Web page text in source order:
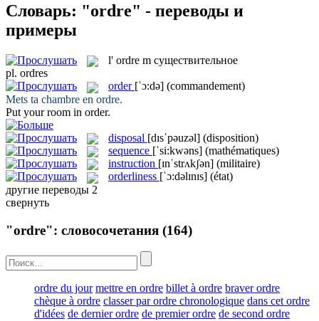
Словарь: "ordre" - переводы и
примеры
l' ordre m существительное
pl. ordres
order [ˈɔ:də] (commandement)
Mets ta chambre en ordre.
Put your room in order.
disposal [dɪsˈpəuzəl] (disposition)
sequence [ˈsi:kwəns] (mathématiques)
instruction [ɪnˈstrʌkʃən] (militaire)
orderliness [ˈɔ:dəlɪnɪs] (état)
другие переводы 2
свернуть
"ordre": словосочетания (164)
ordre du jour mettre en ordre billet à ordre braver ordre
chèque à ordre classer par ordre chronologique dans cet ordre
d'idées de dernier ordre de premier ordre de second ordre